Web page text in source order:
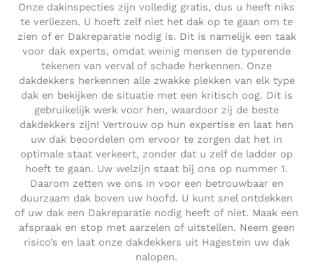
Onze dakinspecties zijn volledig gratis, dus u heeft niks
te verliezen. U hoeft zelf niet het dak op te gaan om te
zien of er Dakreparatie nodig is. Dit is namelijk een taak
voor dak experts, omdat weinig mensen de typerende
tekenen van verval of schade herkennen. Onze
dakdekkers herkennen alle zwakke plekken van elk type
dak en bekijken de situatie met een kritisch oog. Dit is
gebruikelijk werk voor hen, waardoor zij de beste
dakdekkers zijn! Vertrouw op hun expertise en laat hen
uw dak beoordelen om ervoor te zorgen dat het in
optimale staat verkeert, zonder dat u zelf de ladder op
hoeft te gaan. Uw welzijn staat bij ons op nummer 1.
Daarom zetten we ons in voor een betrouwbaar en
duurzaam dak boven uw hoofd. U kunt snel ontdekken
of uw dak een Dakreparatie nodig heeft of niet. Maak een
afspraak en stop met aarzelen of uitstellen. Neem geen
risico’s en laat onze dakdekkers uit Hagestein uw dak
nalopen.